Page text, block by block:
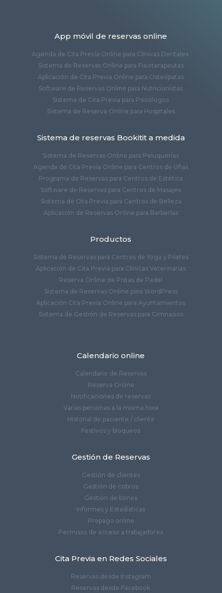
App móvil de reservas online
Agenda de Cita Previa Online para Clínicas Dentales
Sistema de Reservas Online para Fisioterapeutas
Aplicación de Cita Previa Online para Osteópatas
Software de Reservas Online para Nutricionistas
Sistema de Cita Previa para Psicólogos
Sistema de Reserva Online para Hospitales
Sistema de reservas Bookitit a medida
Sistema de Reservas Online para Peluquerías
Agenda de Cita Previa Online para Centros de Uñas
Programa de Reservas para Centros de Estética
Software de Reservas para Centros de Masajes
Sistema de Cita Previa para Centros de Belleza
Aplicación de Reservas Online para Barberías
Productos
Sistema de Reservas para Centros de Yoga y Pilates
Aplicación de Cita Previa para Clínicas Veterinarias
Reserva Online de Pistas de Padel
Sistema de Reservas Online para WordPress
Aplicación Cita Previa Online para Ayuntamientos
Sistema de Gestión de Reservas para Gimnasios
Calendario online
Calendario de Reservas
Reserva Online
Notificaciones de reservas
Varias personas a la misma hora
Historial de paciente / cliente
Festivos y bloqueos
Gestión de Reservas
Gestión de clientes
Gestión de cobros
Gestión de bonos
Informes y Estadísticas
Prepago online
Permisos de acceso a trabajadores
Cita Previa en Redes Sociales
Reservas desde Instagram
Reservas desde Facebook